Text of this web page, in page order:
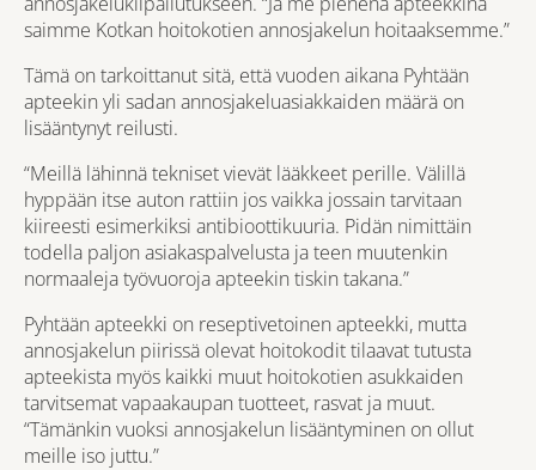
saimme Kotkan hoitokotien annosjakelun hoitaaksemme.”
Tämä on tarkoittanut sitä, että vuoden aikana Pyhtään
apteekin yli sadan annosjakeluasiakkaiden määrä on
lisääntynyt reilusti.
“Meillä lähinnä tekniset vievät lääkkeet perille. Välillä
hyppään itse auton rattiin jos vaikka jossain tarvitaan
kiireesti esimerkiksi antibioottikuuria. Pidän nimittäin
todella paljon asiakaspalvelusta ja teen muutenkin
normaaleja työvuoroja apteekin tiskin takana.”
Pyhtään apteekki on reseptivetoinen apteekki, mutta
annosjakelun piirissä olevat hoitokodit tilaavat tutusta
apteekista myös kaikki muut hoitokotien asukkaiden
tarvitsemat vapaakaupan tuotteet, rasvat ja muut.
“Tämänkin vuoksi annosjakelun lisääntyminen on ollut
meille iso juttu.”